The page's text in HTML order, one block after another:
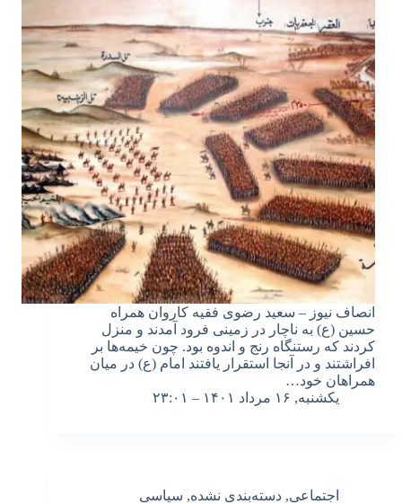
انصاف نیوز – سعید رضوی فقیه کاروان همراه
حسین (ع) به ناچار در زمینی فرود آمدند و منزل
کردند که رستنگاه رنج و اندوه بود. چون خیمه‌ها بر
افراشتند و در آنجا استقرار یافتند امام (ع) در میان
همراهان خود…
یکشنبه, ۱۶ مرداد ۱۴۰۱ – ۲۳:۰۱
اجتماعی, دسته‌بندی نشده, سیاسی